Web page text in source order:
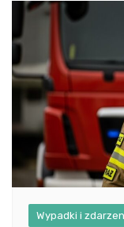
Wypadki i